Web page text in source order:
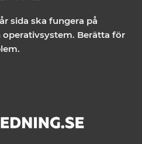
sida ska fungera på
Berätta för